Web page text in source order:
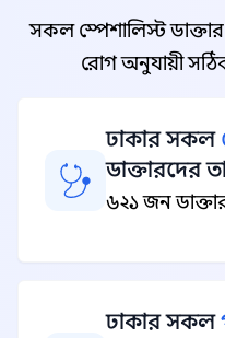
সকল স্পেশালিস্ট
রোগ অনুযায়ী
ঢাকার সকল
ডাক্তারদের
৬২১ জন
ঢাকার সকল